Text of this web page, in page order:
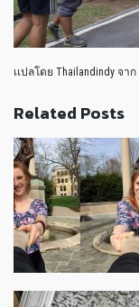
เเปลโดย Thailandindy จาก
Related Posts